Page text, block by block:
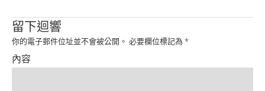
Product
留下迴響
你的電子郵件位址並不會被公開。 必要欄位標記為 *
內容